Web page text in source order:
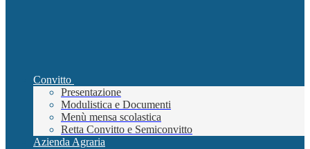
Convitto
Presentazione
Modulistica e Documenti
Menù mensa scolastica
Retta Convitto e Semiconvitto
Azienda Agraria